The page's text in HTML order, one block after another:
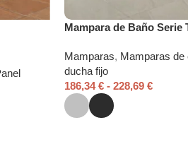
Mampara de Baño Serie
Mamparas, Mamparas de
ducha fijo
186,34€ - 228,69 €